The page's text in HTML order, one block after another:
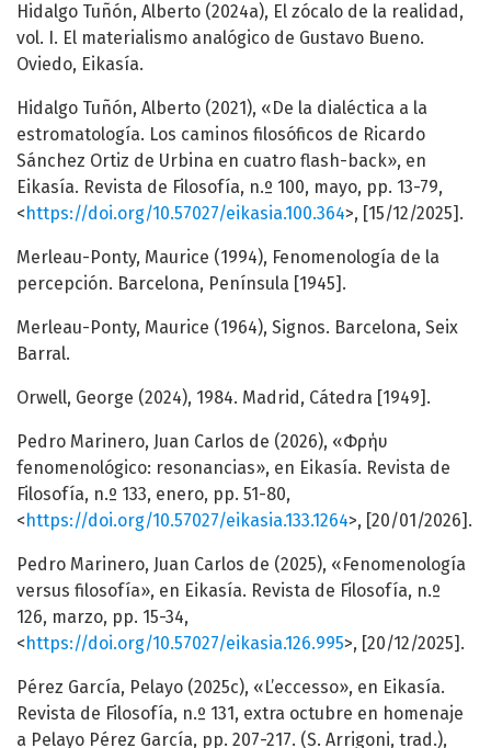
Hidalgo Tuñón, Alberto (2024a), El zócalo de la realidad,
vol. I. El materialismo analógico de Gustavo Bueno.
Oviedo, Eikasía.
Hidalgo Tuñón, Alberto (2021), «De la dialéctica a la
estromatología. Los caminos filosóficos de Ricardo
Sánchez Ortiz de Urbina en cuatro flash-back», en
Eikasía. Revista de Filosofía, n.º 100, mayo, pp. 13-79,
<https://doi.org/10.57027/eikasia.100.364>, [15/12/2025].
Merleau-Ponty, Maurice (1994), Fenomenología de la
percepción. Barcelona, Península [1945].
Merleau-Ponty, Maurice (1964), Signos. Barcelona, Seix
Barral.
Orwell, George (2024), 1984. Madrid, Cátedra [1949].
Pedro Marinero, Juan Carlos de (2026), «Φρήυ
fenomenológico: resonancias», en Eikasía. Revista de
Filosofía, n.º 133, enero, pp. 51-80,
<https://doi.org/10.57027/eikasia.133.1264>, [20/01/2026].
Pedro Marinero, Juan Carlos de (2025), «Fenomenología
versus filosofía», en Eikasía. Revista de Filosofía, n.º
126, marzo, pp. 15-34,
<https://doi.org/10.57027/eikasia.126.995>, [20/12/2025].
Pérez García, Pelayo (2025c), «L’eccesso», en Eikasía.
Revista de Filosofía, n.º 131, extra octubre en homenaje
a Pelayo Pérez García, pp. 207-217. (S. Arrigoni, trad.),